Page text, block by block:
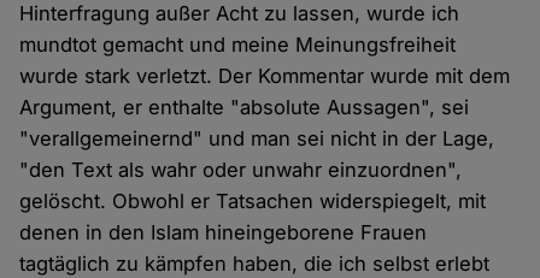
Hinterfragung außer Acht zu lassen, wurde ich
mundtot gemacht und meine Meinungsfreiheit
wurde stark verletzt. Der Kommentar wurde mit dem
Argument, er enthalte "absolute Aussagen", sei
"verallgemeinernd" und man sei nicht in der Lage,
"den Text als wahr oder unwahr einzuordnen",
gelöscht. Obwohl er Tatsachen widerspiegelt, mit
denen in den Islam hineingeborene Frauen
tagtäglich zu kämpfen haben, die ich selbst erlebt